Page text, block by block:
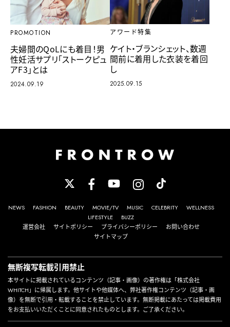
PROMOTION
夫婦間のQoLにも着目！男
性妊活サプリ「ストークピュ
アF3」とは
2024.09.19
アワード特集
ケイト・ブランシェット、数週
間前に着用した衣装を着回
し
2025.09.15
NEWS FASHION BEAUTY MOVIE/TV MUSIC CELEBRITY
WELLNESS
LIFESTYLE
BUZZ
運営会社
サイトポリシー プライバシーポリシー
お問い合わせ
サイトマップ
無断複写転載引用禁止
本サイトに掲載されているコンテンツ（記事・画像）の著作権は「株式会社
WHITCH」に帰属します。他サイトや他媒体へ、弊社著作権コンテンツ（記事・画
像）を無断で引用・転載することを禁止しています。無断掲載にあたっては掲載費用
をお支払いいただくことに同意されたものとします。ご了承ください。